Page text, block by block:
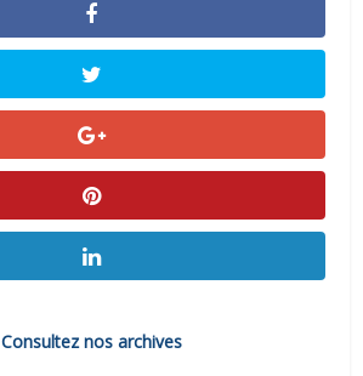
Consultez nos archives